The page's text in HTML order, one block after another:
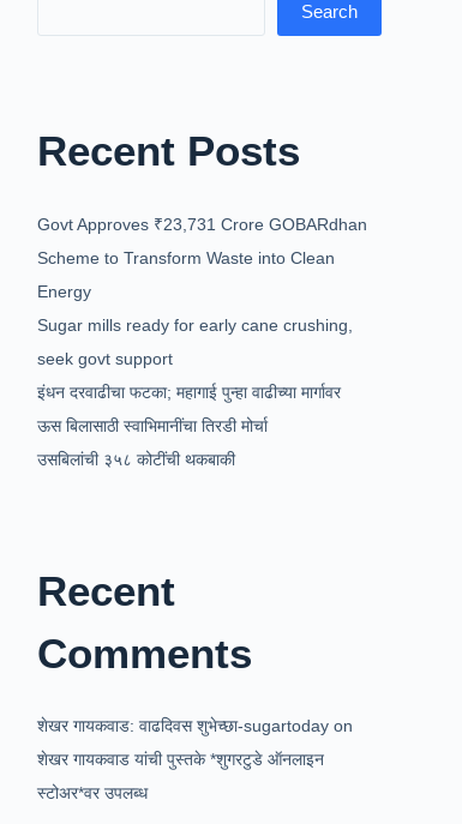
Search
Recent Posts
Govt Approves ₹23,731 Crore GOBARdhan
Scheme to Transform Waste into Clean
Energy
Sugar mills ready for early cane crushing,
seek govt support
इंधन दरवाढीचा फटका; महागाई पुन्हा वाढीच्या मार्गावर
ऊस बिलासाठी स्वाभिमानींचा तिरडी मोर्चा
उसबिलांची ३५८ कोटींची थकबाकी
Recent
Comments
शेखर गायकवाड: वाढदिवस शुभेच्छा-sugartoday on
शेखर गायकवाड यांची पुस्तके *शुगरटुडे ऑनलाइन
स्टोअर*वर उपलब्ध